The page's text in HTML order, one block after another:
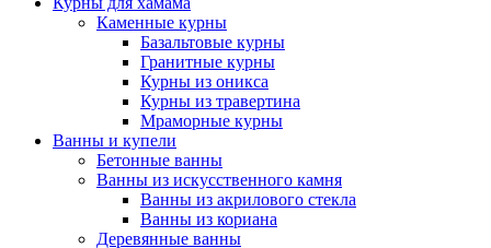
Каменные курны
Базальтовые курны
Гранитные курны
Курны из оникса
Курны из травертина
Мраморные курны
Ванны и купели
Бетонные ванны
Ванны из искусственного камня
Ванны из акрилового стекла
Ванны из кориана
Деревянные ванны